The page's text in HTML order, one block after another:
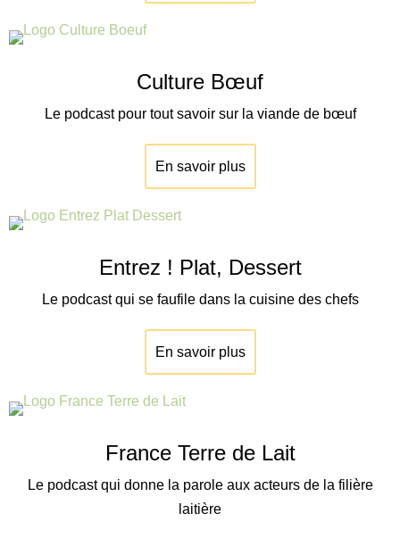
Culture Bœuf
Le podcast pour tout savoir sur la viande de bœuf
En savoir plus
Entrez ! Plat, Dessert
Le podcast qui se faufile dans la cuisine des chefs
En savoir plus
France Terre de Lait
Le podcast qui donne la parole aux acteurs de la filière
laitière